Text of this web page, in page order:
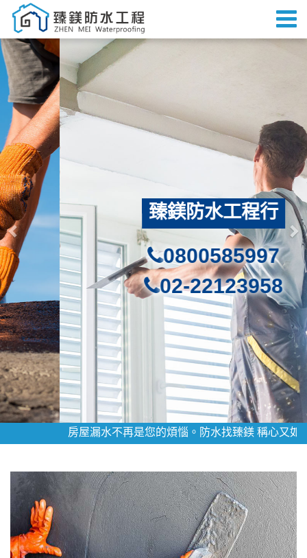
臻鎂防水工程行
0800585997
02-22123958
Previous
房屋漏水不再是您的煩惱。防水找臻鎂 稱心又如意。